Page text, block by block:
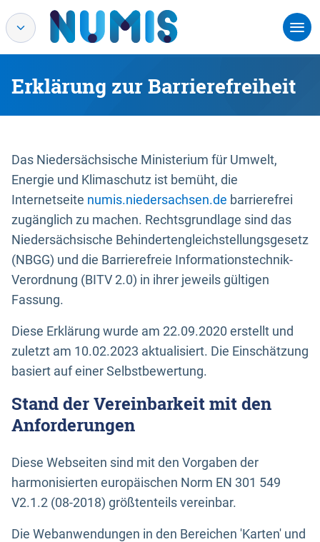
Erklärung zur Barrierefreiheit
Das Niedersächsische Ministerium für Umwelt,
Energie und Klimaschutz ist bemüht, die
Internetseite numis.niedersachsen.de barrierefrei
zugänglich zu machen. Rechtsgrundlage sind das
Niedersächsische Behindertengleichstellungsgesetz
(NBGG) und die Barrierefreie Informationstechnik-
Verordnung (BITV 2.0) in ihrer jeweils gültigen
Fassung.
Diese Erklärung wurde am 22.09.2020 erstellt und
zuletzt am 10.02.2023 aktualisiert. Die Einschätzung
basiert auf einer Selbstbewertung.
Stand der Vereinbarkeit mit den
Anforderungen
Diese Webseiten sind mit den Vorgaben der
harmonisierten europäischen Norm EN 301 549
V2.1.2 (08-2018) größtenteils vereinbar.
Die Webanwendungen in den Bereichen 'Karten' und